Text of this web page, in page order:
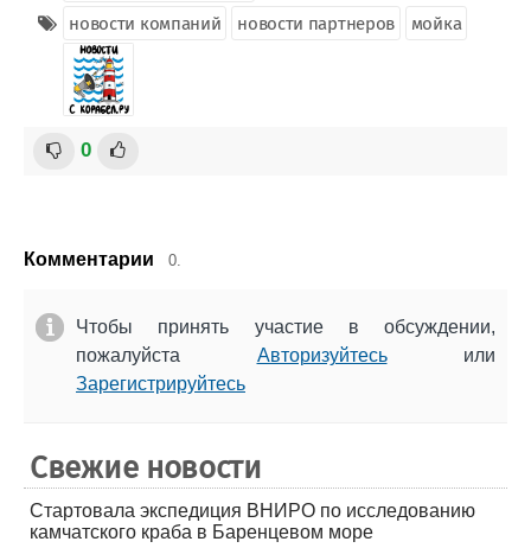
новости компаний
новости партнеров мойка
0
Комментарии 0.
Чтобы принять участие в обсуждении,
пожалуйста Авторизуйтесьили
Зарегистрируйтесь
Свежие новости
Стартовала экспедиция ВНИРО по исследованию
камчатского краба в Баренцевом море